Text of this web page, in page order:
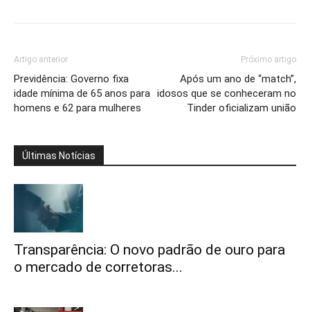
Artigo anterior
Previdência: Governo fixa
idade mínima de 65 anos para
homens e 62 para mulheres
Próximo artigo
Após um ano de “match”,
idosos que se conheceram no
Tinder oficializam união
Últimas Notícias
Transparência: O novo padrão de ouro para
o mercado de corretoras...